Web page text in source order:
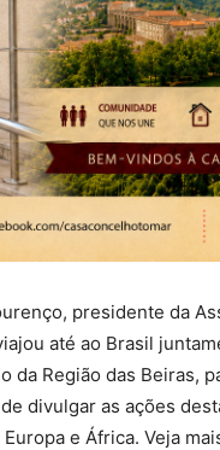
presidente da
até ao Brasil
da Região das Beiras,
divulgar as ações
e África. Veja